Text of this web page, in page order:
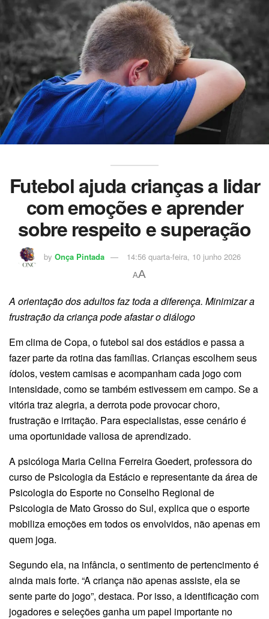
Futebol ajuda crianças a lidar
com emoções e aprender
sobre respeito e superação
by Onça Pintada 14:56 quarta-feira, 10 junho 2026
AA
A orientação dos adultos faz toda a diferença. Minimizar a
frustração da criança pode afastar o diálogo
Em clima de Copa, o futebol sai dos estádios e passa a
fazer parte da rotina das famílias. Crianças escolhem seus
ídolos, vestem camisas e acompanham cada jogo com
intensidade, como se também estivessem em campo. Se a
vitória traz alegria, a derrota pode provocar choro,
frustração e irritação. Para especialistas, esse cenário é
uma oportunidade valiosa de aprendizado.
A psicóloga Maria Celina Ferreira Goedert, professora do
curso de Psicologia da Estácio e representante da área de
Psicologia do Esporte no Conselho Regional de
Psicologia de Mato Grosso do Sul, explica que o esporte
mobiliza emoções em todos os envolvidos, não apenas em
quem joga.
Segundo ela, na infância, o sentimento de pertencimento é
ainda mais forte. “A criança não apenas assiste, ela se
sente parte do jogo”, destaca. Por isso, a identificação com
jogadores e seleções ganha um papel importante no